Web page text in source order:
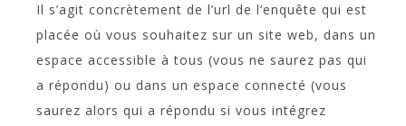
Il s’agit concrètement de l’url de l’enquête qui est
placée où vous souhaitez sur un site web, dans un
espace accessible à tous (vous ne saurez pas qui
a répondu) ou dans un espace connecté (vous
saurez alors qui a répondu si vous intégrez